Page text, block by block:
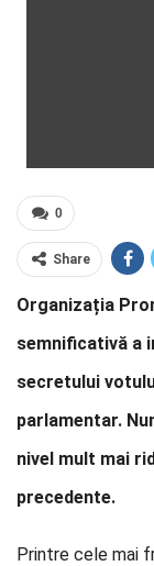
0
Share
Organizația
semnificativă a
secretului
parlamentar.
nivel mult mai
precedente.
Printre cele mai